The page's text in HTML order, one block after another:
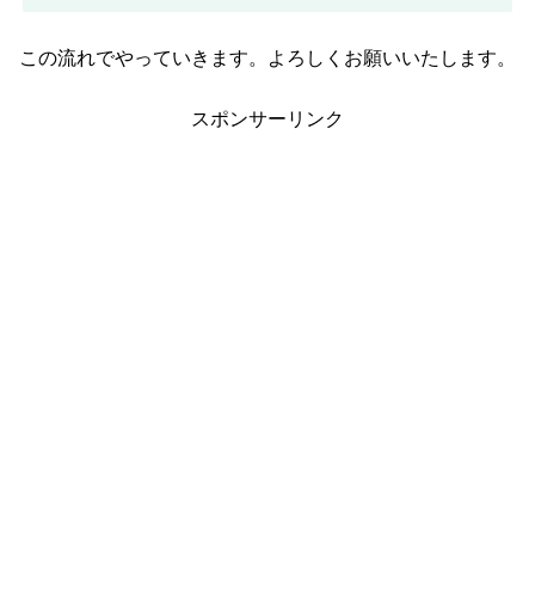
この流れでやっていきます。よろしくお願いいたします。
スポンサーリンク